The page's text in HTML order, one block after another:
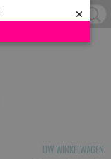
×
UW WINKELWAGEN